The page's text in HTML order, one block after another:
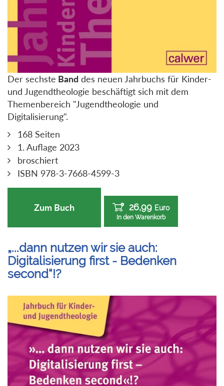
Der sechste Band des neuen Jahrbuchs für Kinder-
und Jugendtheologie beschäftigt sich mit dem
Themenbereich "Jugendtheologie und
Digitalisierung".
168 Seiten
1. Auflage 2023
broschiert
ISBN 978-3-7668-4599-3
Zum Buch 26,99 Euro
In den Warenkorb
„...dann nutzen wir sie auch:
Digitalisierung first - Bedenken
second“!?